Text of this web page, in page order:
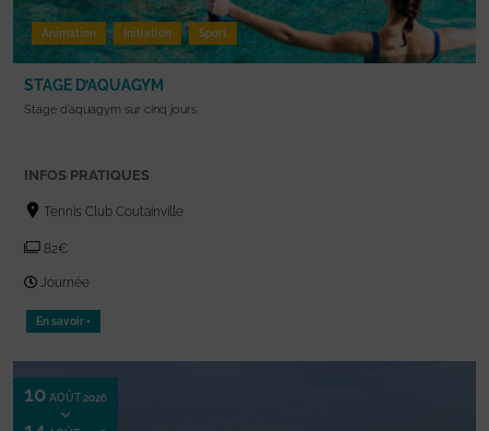
Animation Initiation Sport
STAGE D’AQUAGYM
Stage d’aquagym sur cinq jours.
INFOS PRATIQUES
Tennis Club Coutainville
82€
Journée
En savoir +
10 AOÛT 2026